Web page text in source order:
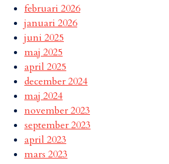
februari 2026
januari 2026
juni 2025
maj 2025
april 2025
december 2024
maj 2024
november 2023
september 2023
april 2023
mars 2023